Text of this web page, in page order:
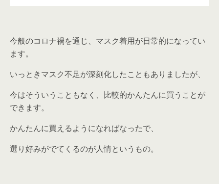
今般のコロナ禍を通じ、マスク着用が日常的になってい
ます。
いっときマスク不足が深刻化したこともありましたが、
今はそういうこともなく、比較的かんたんに買うことが
できます。
かんたんに買えるようになればなったで、
選り好みがでてくるのが人情というもの。